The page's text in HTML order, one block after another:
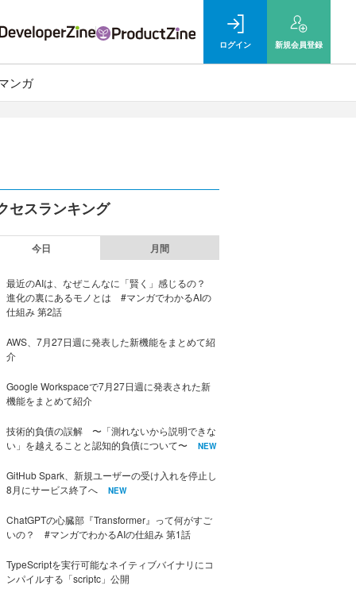
ログイン 新規会員登録
ンガ
セスランキング
今日 月間
最近のAIは、なぜこんなに「賢く」感じるの？
進化の裏にあるモノとは #マンガでわかるAIの
仕組み 第2話
AWS、7月27日週に発表した新機能をまとめて紹
介
Google Workspaceで7月27日週に発表された新
機能をまとめて紹介
技術的負債の誤解 〜「測れないから説明できな
い」を越えることと認知的負債について〜
NEW
GitHub Spark、新規ユーザーの受け入れを停止し
8月にサービス終了へ
NEW
ChatGPTの心臓部『Transformer』って何がすご
いの？ #マンガでわかるAIの仕組み 第1話
TypeScriptを実行可能なネイティブバイナリにコ
ンパイルする「scriptc」公開